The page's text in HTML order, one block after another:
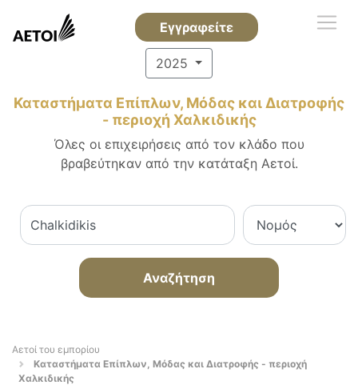
Εγγραφείτε
2025
Καταστήματα Επίπλων, Μόδας και Διατροφής
- περιοχή Χαλκιδικής
Όλες οι επιχειρήσεις από τον κλάδο που
βραβεύτηκαν από την κατάταξη Αετοί.
Αναζήτηση
Αετοί του εμπορίου
Καταστήματα Επίπλων, Μόδας και Διατροφής - περιοχή
Χαλκιδικής